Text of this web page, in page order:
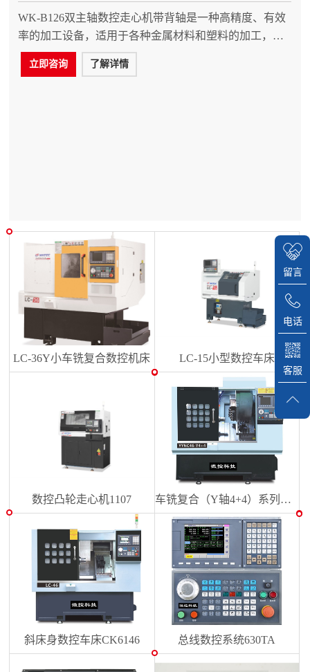
WK-B126双主轴数控走心机带背轴是一种高精度、有效
率的加工设备，适用于各种金属材料和塑料的加工，广
泛应用于机械、仪表、电子、航空、医疗等行业。双主
轴数控走心机生产厂家推荐榜
立即咨询 了解详情
LC-36Y小车铣复合数控机床 LC-15小型数控车床
数控凸轮走心机1107 车铣复合（Y轴4+4）系列数控车床
斜床身数控车床CK6146 总线数控系统630TA
留言
电话
客服